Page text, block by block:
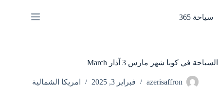
المحتوى
سياحة 365
السياحة في كوبا شهر مارس 3 آذار March
azerisaffron فبراير 3, 2025 امريكا الشمالية